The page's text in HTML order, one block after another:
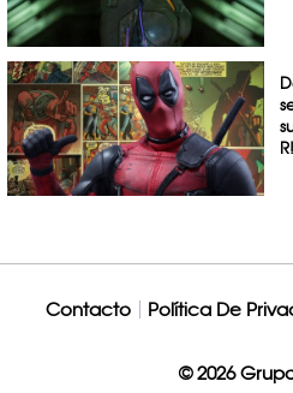
R!
Contacto Política De
© 2026